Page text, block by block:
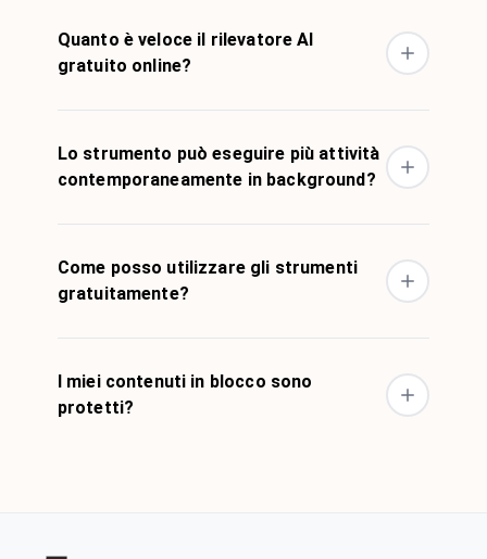
Quanto è veloce il rilevatore AI
gratuito online?
Lo strumento può eseguire più attività
contemporaneamente in background?
Come posso utilizzare gli strumenti
gratuitamente?
I miei contenuti in blocco sono
protetti?